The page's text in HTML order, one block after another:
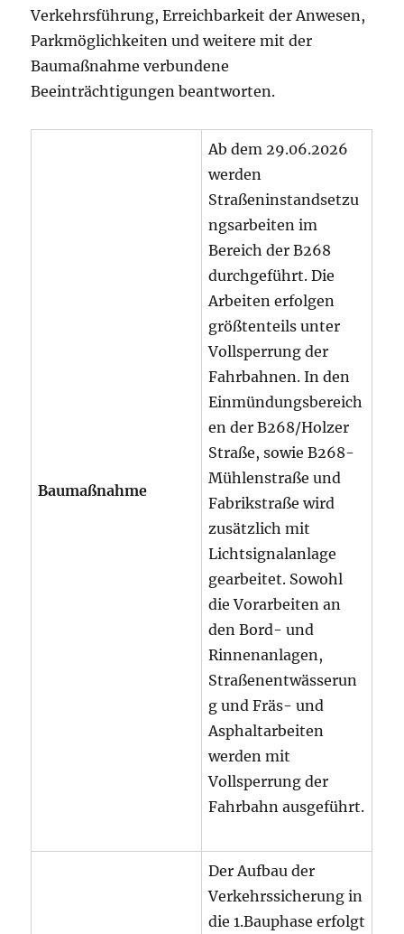
Verkehrsführung, Erreichbarkeit der Anwesen,
Parkmöglichkeiten und weitere mit der
Baumaßnahme verbundene
Beeinträchtigungen beantworten.
Baumaßnahme
Ab dem 29.06.2026
werden
Straßeninstandsetzu
ngsarbeiten im
Bereich der B268
durchgeführt. Die
Arbeiten erfolgen
größtenteils unter
Vollsperrung der
Fahrbahnen. In den
Einmündungsbereich
en der B268/Holzer
Straße, sowie B268-
Mühlenstraße und
Fabrikstraße wird
zusätzlich mit
Lichtsignalanlage
gearbeitet. Sowohl
die Vorarbeiten an
den Bord- und
Rinnenanlagen,
Straßenentwässerun
g und Fräs- und
Asphaltarbeiten
werden mit
Vollsperrung der
Fahrbahn ausgeführt.
Der Aufbau der
Verkehrssicherung in
die 1.Bauphase erfolgt